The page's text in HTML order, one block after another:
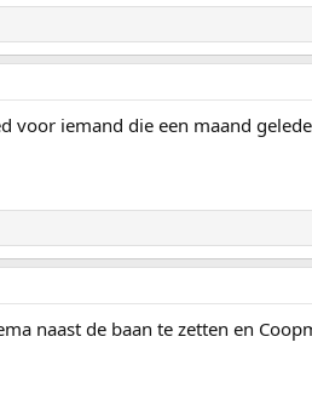
voor iemand die een maand
naast de baan te zetten en